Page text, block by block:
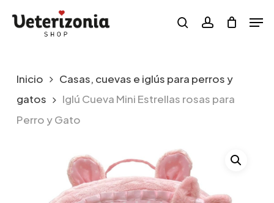
searchaccount
Inicio
Casas, cuevas e iglús para perros y
gatos
Iglú Cueva Mini Estrellas rosas para
Perro y Gato